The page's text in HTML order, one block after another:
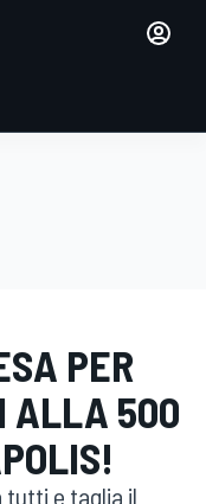
PER
ALLA 500
e taglia il